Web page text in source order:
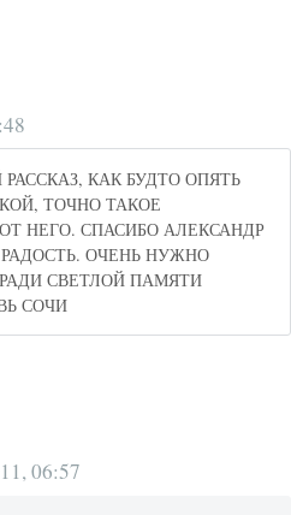
КАК БУДТО ОПЯТЬ
ТОЧНО ТАКОЕ
НЕГО. СПАСИБО АЛЕКСАНДР
ОЧЕНЬ НУЖНО
СВЕТЛОЙ ПАМЯТИ
СОЧИ
06:57